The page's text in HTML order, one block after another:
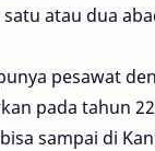
atau dua
pesawat
pada tahun
sampai di